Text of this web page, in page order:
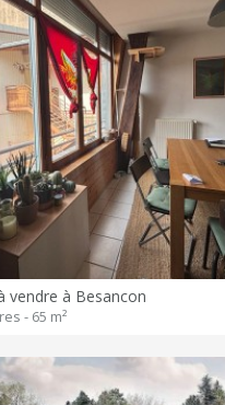
vendre à Besancon
- 65 m²